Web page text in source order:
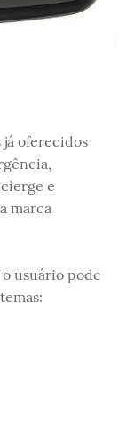
já oferecidos
e
marca
usuário pode